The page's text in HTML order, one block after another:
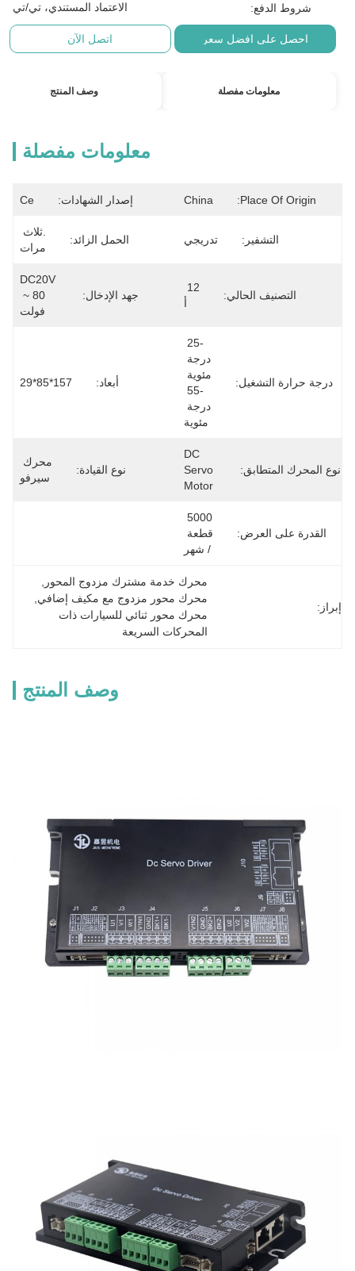
شروط الدفع: الاعتماد المستندي، تي/تي
احصل على افضل سعر اتصل الآن
معلومات مفصلة وصف المنتج
معلومات مفصلة
Place Of Origin:
China إصدار الشهادات: Ce
التشفير: تدريجي الحمل الزائد:
مرات
التصنيف الحالي:
أ
جهد الإدخال:
DC20V
فولت
درجة حرارة التشغيل:
مئوية
أبعاد: 157*85*29
نوع المحرك المتطابق:
DC
Servo
Motor
نوع القيادة:
سيرفو
القدرة على العرض:
/ شهر
إبراز:
محرك خدمة مشترك مزدوج المحور
محرك محور مزدوج مع مكيف إضافي
المحركات السريعة
وصف المنتج